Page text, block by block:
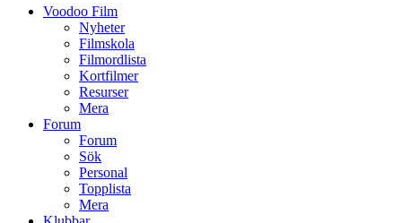
Voodoo Film
Nyheter
Filmskola
Filmordlista
Kortfilmer
Resurser
Mera
Forum
Forum
Sök
Personal
Topplista
Mera